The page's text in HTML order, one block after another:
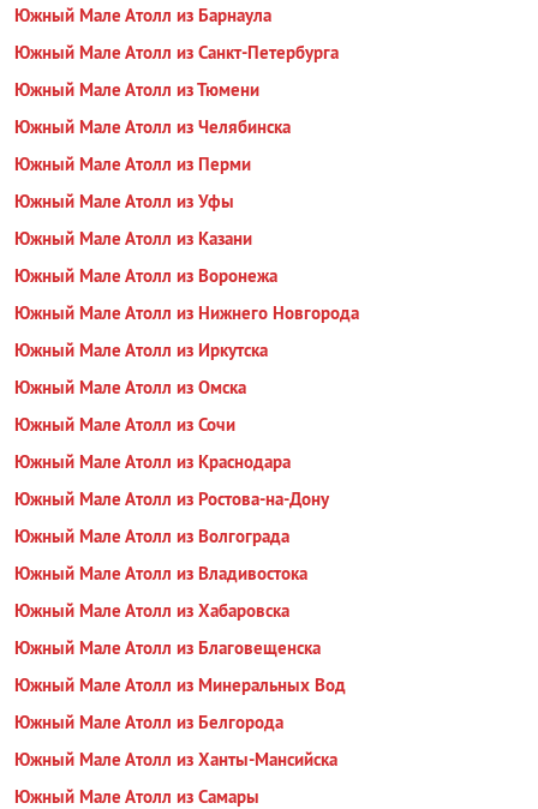
Южный Мале Атолл из Барнаула
Южный Мале Атолл из Санкт-Петербурга
Южный Мале Атолл из Тюмени
Южный Мале Атолл из Челябинска
Южный Мале Атолл из Перми
Южный Мале Атолл из Уфы
Южный Мале Атолл из Казани
Южный Мале Атолл из Воронежа
Южный Мале Атолл из Нижнего Новгорода
Южный Мале Атолл из Иркутска
Южный Мале Атолл из Омска
Южный Мале Атолл из Сочи
Южный Мале Атолл из Краснодара
Южный Мале Атолл из Ростова-на-Дону
Южный Мале Атолл из Волгограда
Южный Мале Атолл из Владивостока
Южный Мале Атолл из Хабаровска
Южный Мале Атолл из Благовещенска
Южный Мале Атолл из Минеральных Вод
Южный Мале Атолл из Белгорода
Южный Мале Атолл из Ханты-Мансийска
Южный Мале Атолл из Самары